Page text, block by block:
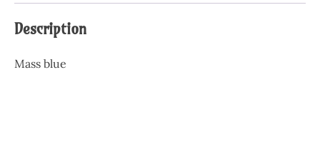
Description
Mass blue